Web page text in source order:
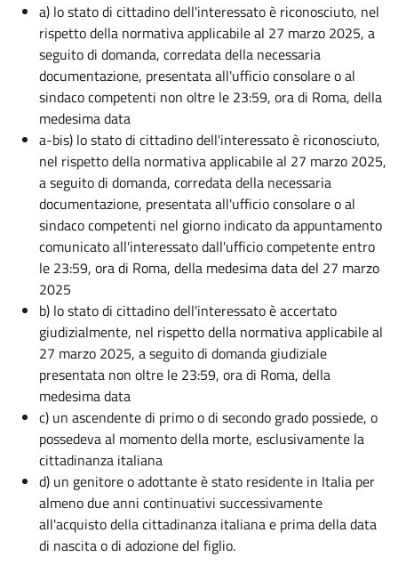
a) lo stato di cittadino dell'interessato è riconosciuto, nel
rispetto della normativa applicabile al 27 marzo 2025, a
seguito di domanda, corredata della necessaria
documentazione, presentata all'ufficio consolare o al
sindaco competenti non oltre le 23:59, ora di Roma, della
medesima data
a-bis) lo stato di cittadino dell'interessato è riconosciuto,
nel rispetto della normativa applicabile al 27 marzo 2025,
a seguito di domanda, corredata della necessaria
documentazione, presentata all'ufficio consolare o al
sindaco competenti nel giorno indicato da appuntamento
comunicato all'interessato dall'ufficio competente entro
le 23:59, ora di Roma, della medesima data del 27 marzo
2025
b) lo stato di cittadino dell'interessato è accertato
giudizialmente, nel rispetto della normativa applicabile al
27 marzo 2025, a seguito di domanda giudiziale
presentata non oltre le 23:59, ora di Roma, della
medesima data
c) un ascendente di primo o di secondo grado possiede, o
possedeva al momento della morte, esclusivamente la
cittadinanza italiana
d) un genitore o adottante è stato residente in Italia per
almeno due anni continuativi successivamente
all'acquisto della cittadinanza italiana e prima della data
di nascita o di adozione del figlio.